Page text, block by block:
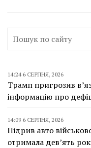
14:24 6 СЕРПНЯ, 2026
Трамп пригрозив
інформацію про
14:09 6 СЕРПНЯ, 2026
Підрив авто
отримала дев’ять